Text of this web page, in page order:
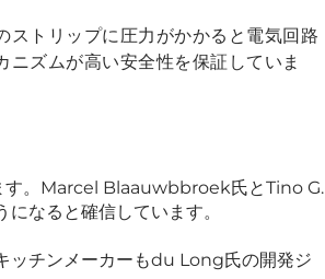
ストリップに圧力がかかると電気回路
ズムが高い安全性を保証していま
す。Marcel Blaauwbbroek氏とTino G.
なると確信しています。
ッチンメーカーもdu Long氏の開発ジ